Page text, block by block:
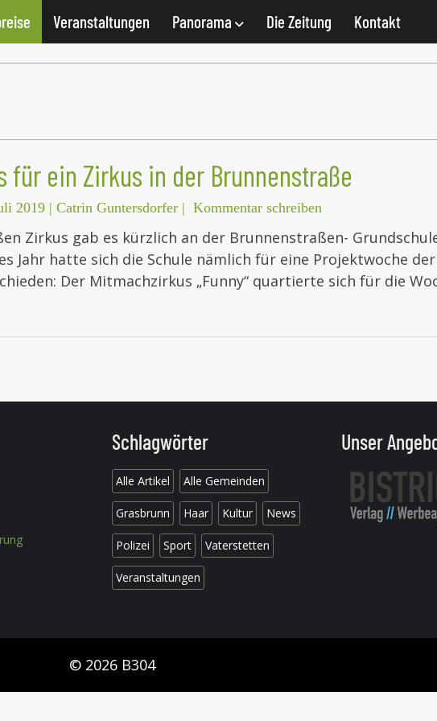
Veranstaltungen Panorama Die Zeitung Kontakt
für ein Zirkus in der Brunnenstraße
2019 | Catrin Guntersdorfer | Kommentar schreiben
Zirkus gab es kürzlich an der Brunnenstraßen-
Jahr hatte sich die Schule nämlich für eine Projektwoche
Der Mitmachzirkus „Funny“ quartierte sich für die
Schlagwörter
Alle Artikel Alle Gemeinden
Grasbrunn Haar Kultur News
Polizei Sport Vaterstetten
Veranstaltungen
Unser
© 2026 B304